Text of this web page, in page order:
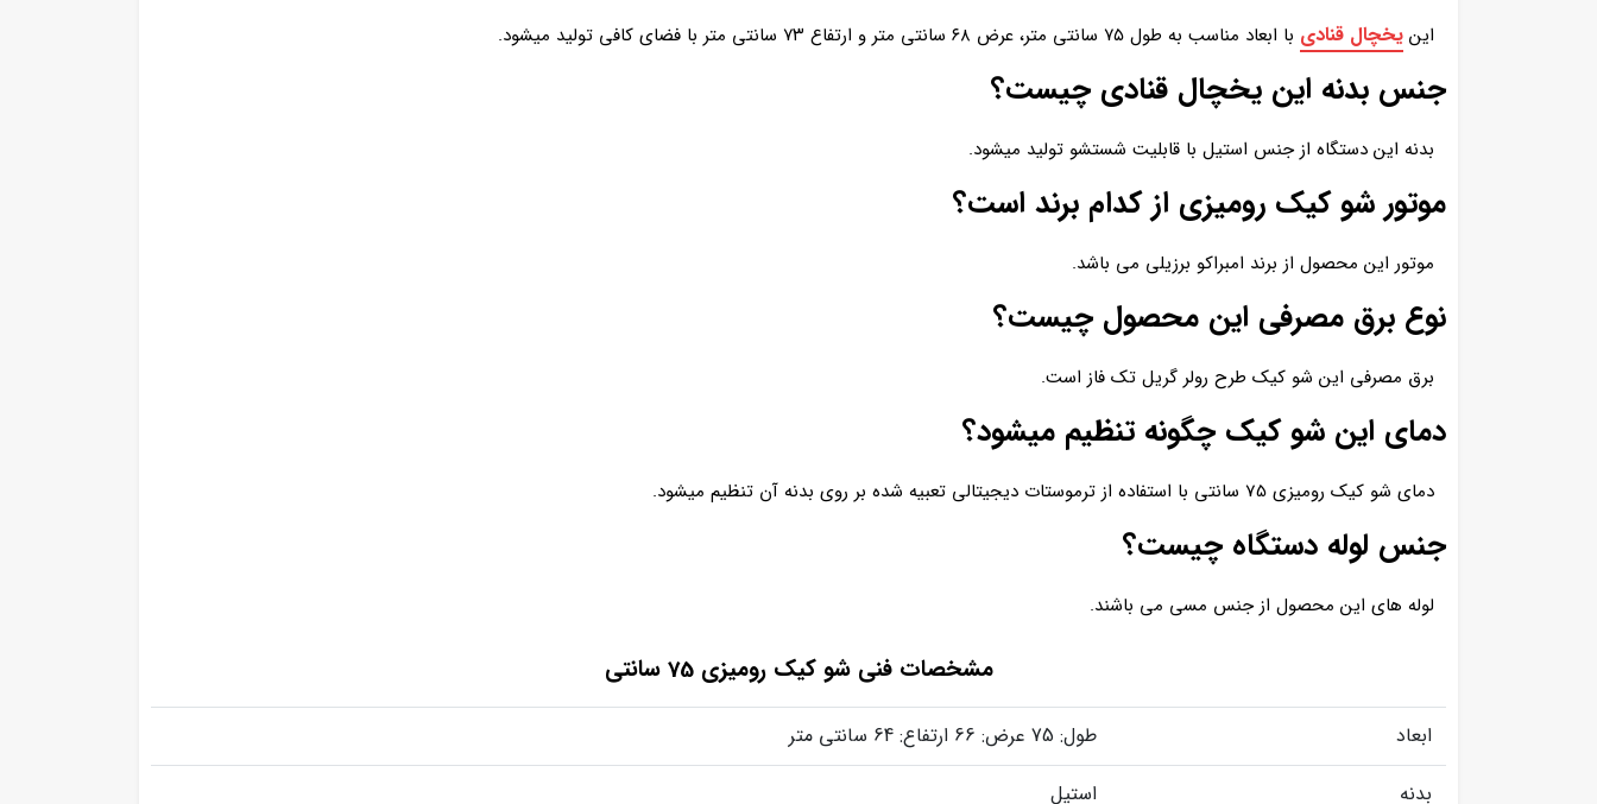
این یخچال قنادی با ابعاد مناسب به طول ۷۵ سانتی‌ متر، عرض ۶۸ سانتی‌ متر و ارتفاع ۷۳ سانتی‌ متر با فضای کافی تولید میشود.
جنس بدنه این یخچال قنادی چیست؟
بدنه این دستگاه از جنس استیل با قابلیت شستشو تولید میشود.
موتور شو کیک رومیزی از کدام برند است؟
موتور این محصول از برند امبراکو برزیلی می باشد.
نوع برق مصرفی این محصول چیست؟
برق مصرفی این شو کیک طرح رولر گریل تک فاز است.
دمای این شو کیک چگونه تنظیم میشود؟
دمای شو کیک رومیزی 75 سانتی با استفاده از ترموستات دیجیتالی تعبیه شده بر روی بدنه آن تنظیم میشود.
جنس لوله دستگاه چیست؟
لوله های این محصول از جنس مسی می باشند.
مشخصات فنی شو کیک رومیزی 75 سانتی
ابعاد
طول: 75 عرض: 66 ارتفاع: 64 سانتی متر
بدنه
استیل